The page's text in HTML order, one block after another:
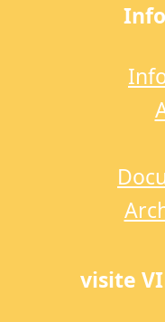
visite